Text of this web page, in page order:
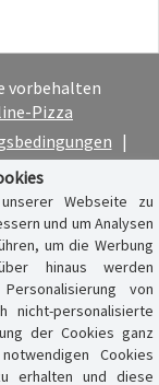
vorbehalten
Pizza
|
Webseite zu
und um Analysen
um die Werbung
hinaus werden
von
nicht-personalisierte
der Cookies ganz
Cookies
erhalten und diese